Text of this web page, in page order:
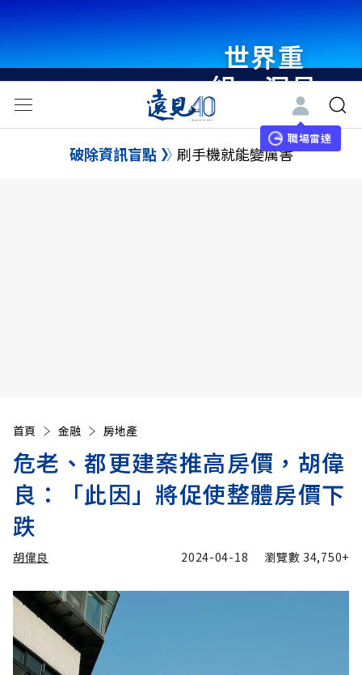
世界重
組・洞見
未來 與
世界領袖
職場雷達
破除資訊盲點 刷手機就能變厲害
首頁 金融 房地產
危老、都更建案推高房價，胡偉
良：「此因」將促使整體房價下
跌
胡偉良 2024-04-18 瀏覽數 34,750+